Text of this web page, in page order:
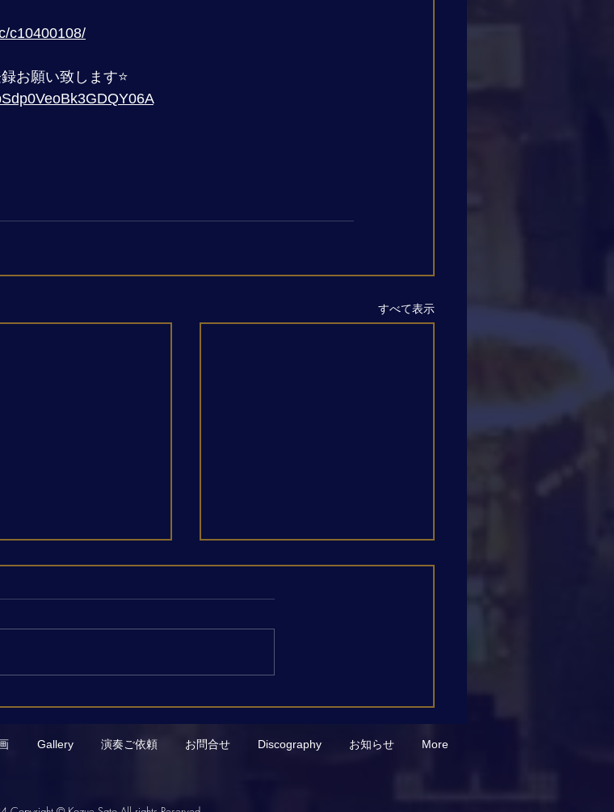
c10400108/
お願い致します⭐️
すべて表示
番を公開しました
Gallery 演奏ご依頼 お問合せ Discography お知らせ More